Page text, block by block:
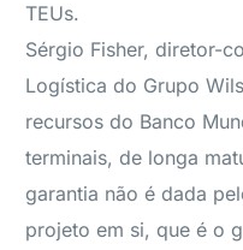
TEUs.
Sérgio Fisher, diretor-
Logística do Grupo
recursos do Banco
terminais, de longa
garantia não é dada
projeto em si, que é o